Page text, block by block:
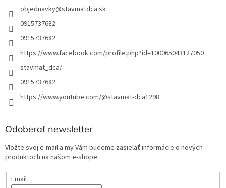
objednavky@stavmatdca.sk
0915737682
0915737682
https://www.facebook.com/profile.php?id=100065043127050
stavmat_dca/
0915737682
https://www.youtube.com/@stavmat-dca1298
Odoberať newsletter
Vložte svoj e-mail a my Vám budeme zasielať informácie o nových
produktoch na našom e-shope.
Email